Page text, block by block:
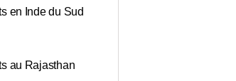
en Inde du Sud
au Rajasthan